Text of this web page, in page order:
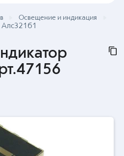
Освещение и индикация
Алс321б1